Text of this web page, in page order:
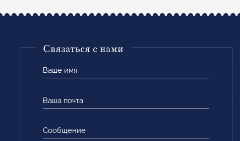
Связаться с нами
имя
почта
Сообщение